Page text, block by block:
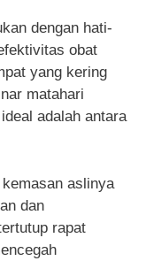
dengan hati-
obat
yang kering
matahari
adalah antara
aslinya
dan
rapat